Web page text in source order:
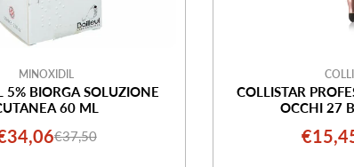
MINOXIDIL
5% BIORGA SOLUZIONE
60 ML
Prezzo
Prezzo
€37,50
COLLISTAR
OCCHI 27